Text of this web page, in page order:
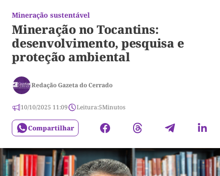
Mineração sustentável
Mineração no Tocantins:
desenvolvimento, pesquisa e
proteção ambiental
Redação Gazeta do Cerrado
10/10/2025 11:09 Leitura:5Minutos
Compartilhar